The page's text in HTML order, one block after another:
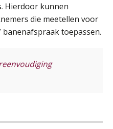
Hierdoor kunnen
die meetellen voor
toepassen.
Cursus Samen sterk: efficiënte samenwerking tussen HR en salarisadministratie
Online Excel training voor de salarisadministrateur (basis)